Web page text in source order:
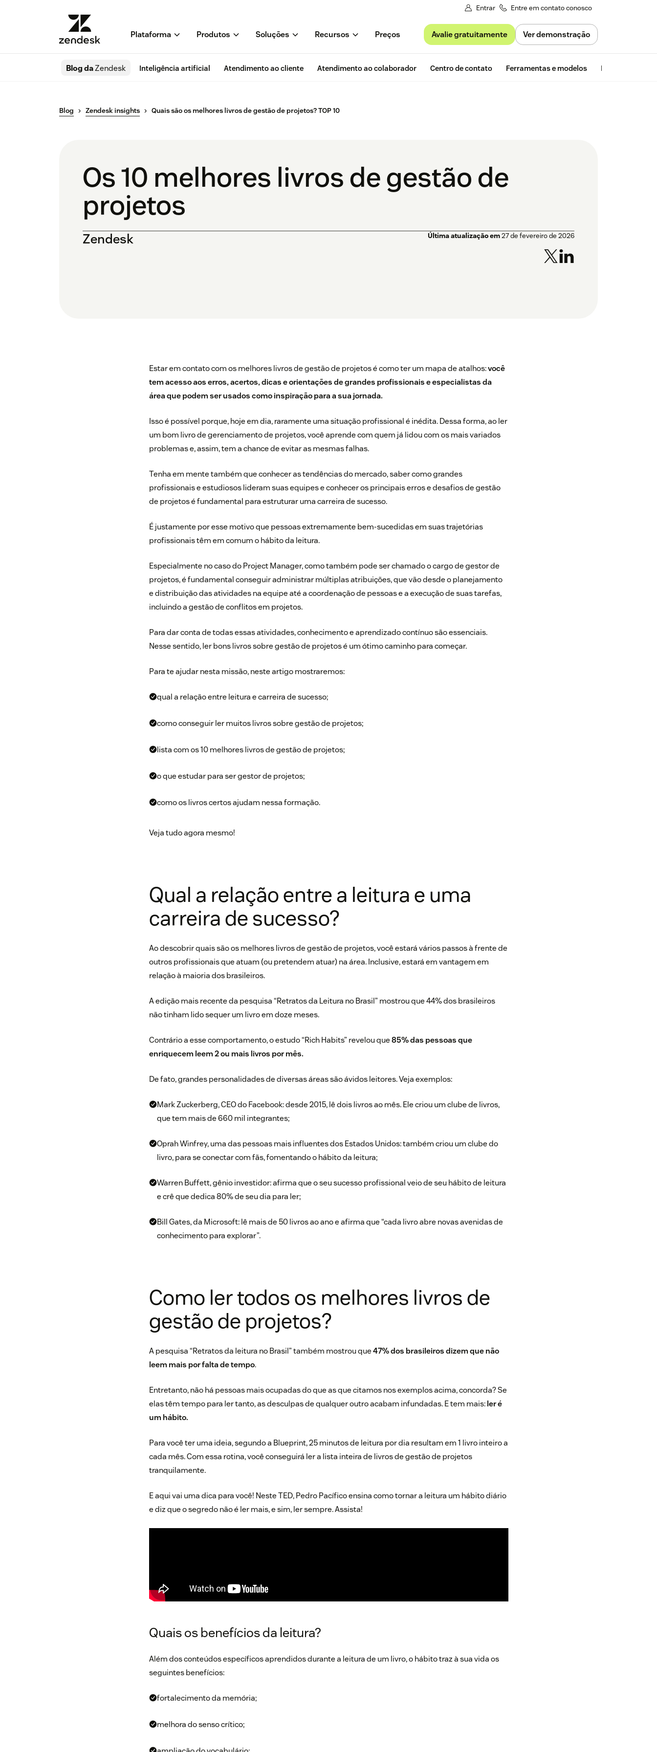
Entrar Entre em contato conosco
Plataforma Produtos Soluções Recursos Preços Avalie gratuitamente Ver demonstração
Blog daZendesk Inteligência artificial Atendimento ao cliente Atendimento ao colaborador Centro de contato Ferramentas e modelos Insights da
Blog Zendesk insights Quais são os melhores livros de gestão de projetos? TOP 10
Os 10 melhores livros de gestão de
projetos
Zendesk Última atualização em27 de fevereiro de 2026
Estar em contato com os melhores livros de gestão de projetos é como ter um mapa de atalhos:você
tem acesso aos erros, acertos, dicas e orientações de grandes profissionais e especialistas da
área que podem ser usados como inspiração para a sua jornada.
Isso é possível porque, hoje em dia, raramente uma situação profissional é inédita. Dessa forma, ao ler
um bom livro de gerenciamento de projetos, você aprende com quem já lidou com os mais variados
problemas e, assim, tem a chance de evitar as mesmas falhas.
Tenha em mente também que conhecer as tendências do mercado, saber como grandes
profissionais e estudiosos lideram suas equipes e conhecer os principais erros e desafios de gestão
de projetosé fundamental para estruturar uma carreira de sucesso.
É justamente por esse motivo que pessoas extremamente bem-sucedidas em suas trajetórias
profissionais têm em comum o hábito da leitura.
Especialmente no caso do Project Manager, como também pode ser chamado o cargo de gestor de
projetos, é fundamental conseguir administrar múltiplas atribuições, que vão desde o planejamento
e distribuição das atividades na equipe até a coordenação de pessoas e a execução de suas tarefas,
incluindo a gestão de conflitos em projetos.
Para dar conta de todas essas atividades, conhecimento e aprendizado contínuo são essenciais.
Nesse sentido, ler bons livros sobre gestão de projetos é um ótimo caminho para começar.
Para te ajudar nesta missão, neste artigo mostraremos:
qual a relação entre leitura e carreira de sucesso;
como conseguir ler muitos livros sobre gestão de projetos;
lista com os 10 melhores livros de gestão de projetos;
o que estudar para ser gestor de projetos;
como os livros certos ajudam nessa formação.
Veja tudo agora mesmo!
Qual a relação entre a leitura e uma
carreira de sucesso?
Ao descobrir quais são os melhores livros de gestão de projetos, você estará vários passos à frente de
outros profissionais que atuam (ou pretendem atuar) na área. Inclusive, estará em vantagem em
relação à maioria dos brasileiros.
A edição mais recente da pesquisa “Retratos da Leitura no Brasil” mostrou que 44% dos brasileiros
não tinham lido sequer um livro em doze meses.
Contrário a esse comportamento, o estudo “Rich Habits” revelou que85% das pessoas que
enriquecem leem 2 ou mais livros por mês.
De fato, grandes personalidades de diversas áreas são ávidos leitores. Veja exemplos:
Mark Zuckerberg, CEO do Facebook: desde 2015, lê dois livros ao mês. Ele criou umclube de livros,
que tem mais de 660 mil integrantes;
Oprah Winfrey, uma das pessoas mais influentes dos Estados Unidos: também criou umclube do
livro, para se conectar com fãs, fomentando o hábito da leitura;
Warren Buffett, gênio investidor: afirma que o seu sucesso profissional veio de seu hábito de leitura
e crê que dedica 80% de seu dia para ler;
Bill Gates, da Microsoft: lê mais de 50 livros ao ano e afirma que “cada livro abre novas avenidas de
conhecimento para explorar”.
Como ler todos os melhores livros de
gestão de projetos?
A pesquisa “Retratos da leitura no Brasil” também mostrou que47% dos brasileiros dizem que não
leem mais por falta de tempo.
Entretanto, não há pessoas mais ocupadas do que as que citamos nos exemplos acima, concorda? Se
elas têm tempo para ler tanto, as desculpas de qualquer outro acabam infundadas. E tem mais:ler é
um hábito.
Para você ter uma ideia, segundo a Blueprint, 25 minutos de leitura por dia resultam em 1 livro inteiro a
cada mês. Com essa rotina, você conseguirá ler a lista inteira de livros de gestão de projetos
tranquilamente.
E aqui vai uma dica para você! Neste TED, Pedro Pacífico ensina como tornar a leitura um hábito diário
e diz que o segredo não é ler mais, e sim, ler sempre. Assista!
Quais os benefícios da leitura?
Além dos conteúdos específicos aprendidos durante a leitura de um livro, o hábito traz à sua vida os
seguintes benefícios:
fortalecimento da memória;
melhora do senso crítico;